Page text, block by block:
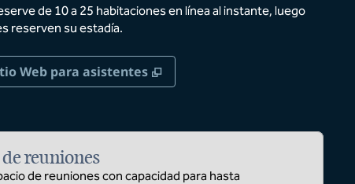
de 10 a 25 habitaciones en línea al instante, luego
reserven su estadía.
nueva
Web para asistentes ,
reuniones
de reuniones con capacidad para hasta